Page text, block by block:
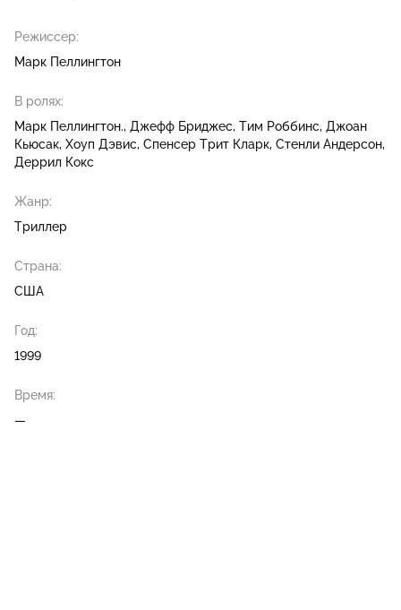
Режиссер:
Марк Пеллингтон
В ролях:
Марк Пеллингтон. Джефф Бриджес Тим Роббинс Джоан
Кьюсак Хоуп Дэвис Спенсер Трит Кларк Стенли Андерсон
Деррил Кокс
Жанр:
Триллер
Страна:
США
Год:
1999
Время:
—